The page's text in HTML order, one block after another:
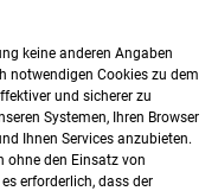
keine anderen Angaben
notwendigen Cookies zu dem
und sicherer zu
Systemen, Ihren Browser
Ihnen Services anzubieten.
ohne den Einsatz von
erforderlich, dass der